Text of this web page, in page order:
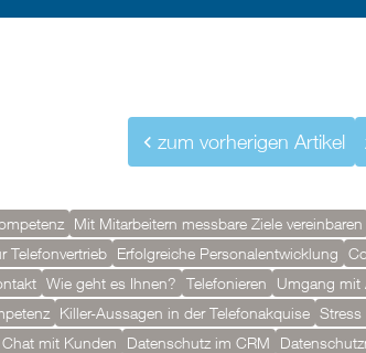
zum vorherigen Artikel
Mit Mitarbeitern messbare Ziele vereinbaren
Telefonvertrieb Erfolgreiche Personalentwicklung
Wie geht es Ihnen? Telefonieren Umgang mit
Killer-Aussagen in der Telefonakquise
Chat mit Kunden Datenschutz im CRM